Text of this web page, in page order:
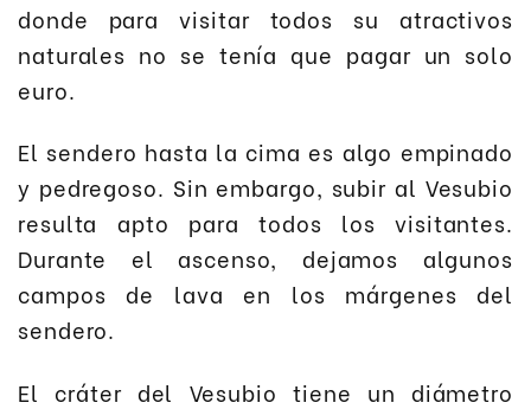
donde para visitar todos su atractivos
naturales no se tenía que pagar un solo
euro.
El sendero hasta la cima es algo empinado
y pedregoso. Sin embargo, subir al Vesubio
resulta apto para todos los visitantes.
Durante el ascenso, dejamos algunos
campos de lava en los márgenes del
sendero.
El cráter del Vesubio tiene un diámetro